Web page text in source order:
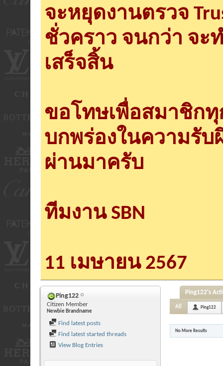
จะหยุดงานตรวจ
ชั่วคราว จนกว่า จะ
เสร็จสิ้น
ขอโทษเพื่อสมาชิก
บกพร่องในความรั
ผ่านมาครับ
ทีมงาน SBN
11 เมษายน 2567
Ping122
Citizen Member
Newbie Brandname
Find latest posts
Find latest started threads
View Blog Entries
Ping122's
All Ping122
No More Results